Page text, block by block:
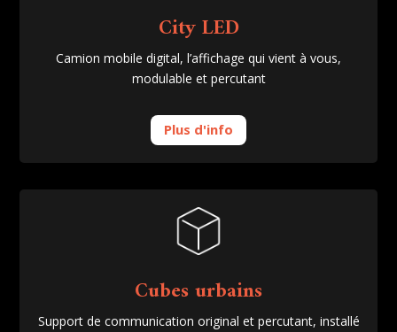
City LED
Camion mobile digital, l’affichage qui vient à vous,
modulable et percutant
Plus d'info
Cubes urbains
Support de communication original et percutant, installé